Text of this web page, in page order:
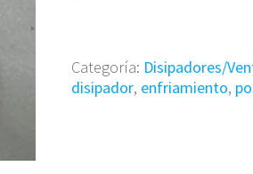
Categoría: Disipadores/
disipador, enfriamiento,